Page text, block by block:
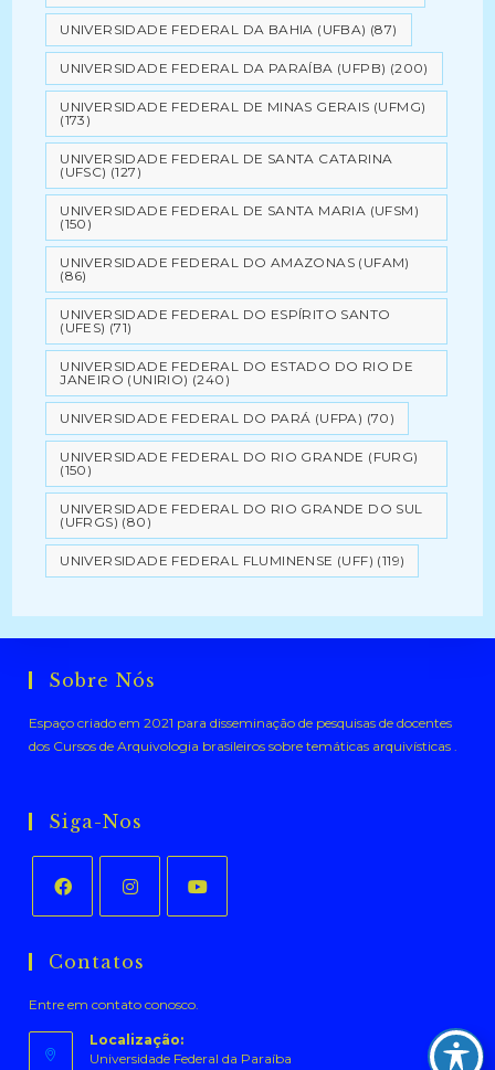
UNIVERSIDADE FEDERAL DA BAHIA (UFBA) (87)
UNIVERSIDADE FEDERAL DA PARAÍBA (UFPB) (200)
UNIVERSIDADE FEDERAL DE MINAS GERAIS (UFMG)
(173)
UNIVERSIDADE FEDERAL DE SANTA CATARINA
(UFSC) (127)
UNIVERSIDADE FEDERAL DE SANTA MARIA (UFSM)
(150)
UNIVERSIDADE FEDERAL DO AMAZONAS (UFAM)
(86)
UNIVERSIDADE FEDERAL DO ESPÍRITO SANTO
(UFES) (71)
UNIVERSIDADE FEDERAL DO ESTADO DO RIO DE
JANEIRO (UNIRIO) (240)
UNIVERSIDADE FEDERAL DO PARÁ (UFPA) (70)
UNIVERSIDADE FEDERAL DO RIO GRANDE (FURG)
(150)
UNIVERSIDADE FEDERAL DO RIO GRANDE DO SUL
(UFRGS) (80)
UNIVERSIDADE FEDERAL FLUMINENSE (UFF) (119)
Sobre Nós
Espaço criado em 2021 para disseminação de pesquisas de docentes
dos Cursos de Arquivologia brasileiros sobre temáticas arquivísticas .
Siga-Nos
em
nova
aba
em
nova
aba
nova
aba
Contatos
Entre em contato conosco.
Localização:
Universidade Federal da Paraíba